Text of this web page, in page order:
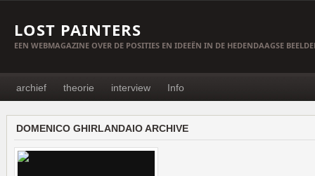
LOST PAINTERS
EEN WEBMAGAZINE OVER DE POSITIES EN IDEEËN IN DE HEDENDAAGSE
archief theorie interview Info
DOMENICO GHIRLANDAIO ARCHIVE